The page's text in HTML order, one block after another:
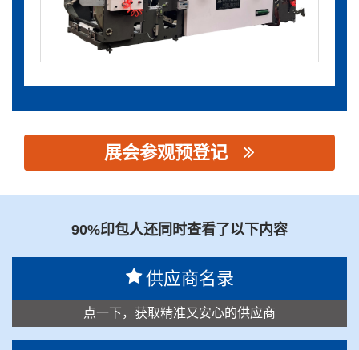
展会参观预登记
90%印包人还同时查看了以下内容
供应商名录
点一下，获取精准又安心的供应商